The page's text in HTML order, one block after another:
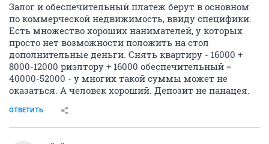
Залог и обеспечительный платеж берут в основном
по коммерческой недвижимость, ввиду специфики.
Есть множество хороших нанимателей, у которых
просто нет возможности положить на стол
дополнительные деньги. Снять квартиру - 16000 +
8000-12000 риэлтору + 16000 обеспечительный =
40000-52000 - у многих такой суммы может не
оказаться. А человек хороший. Депозит не панацея.
ОТВЕТИТЬ